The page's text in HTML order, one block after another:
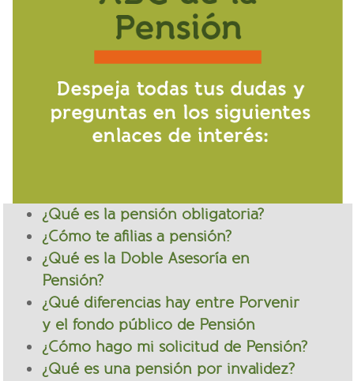
¿Qué es la pensión obligatoria?
¿Cómo te afilias a pensión?
¿Qué es la Doble Asesoría en
Pensión?
¿Qué diferencias hay entre Porvenir
y el fondo público de Pensión
¿Cómo hago mi solicitud de Pensión?
¿Qué es una pensión por invalidez?